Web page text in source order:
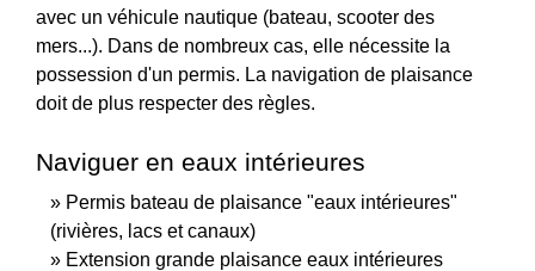
avec un véhicule nautique (bateau, scooter des
mers...). Dans de nombreux cas, elle nécessite la
possession d'un permis. La navigation de plaisance
doit de plus respecter des règles.
Naviguer en eaux intérieures
Permis bateau de plaisance "eaux intérieures"
(rivières, lacs et canaux)
Extension grande plaisance eaux intérieures